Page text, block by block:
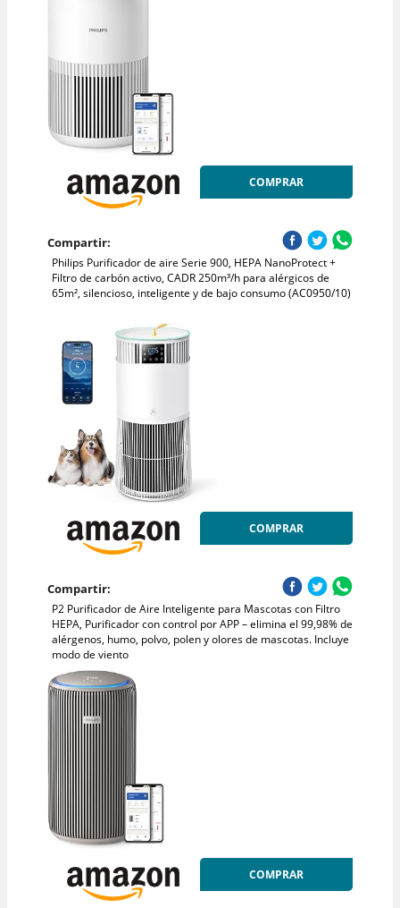
COMPRAR
Compartir:
Philips Purificador de aire Serie 900, HEPA NanoProtect +
Filtro de carbón activo, CADR 250m³/h para alérgicos de
65m², silencioso, inteligente y de bajo consumo (AC0950/10)
COMPRAR
Compartir:
P2 Purificador de Aire Inteligente para Mascotas con Filtro
HEPA, Purificador con control por APP – elimina el 99,98% de
alérgenos, humo, polvo, polen y olores de mascotas. Incluye
modo de viento
COMPRAR